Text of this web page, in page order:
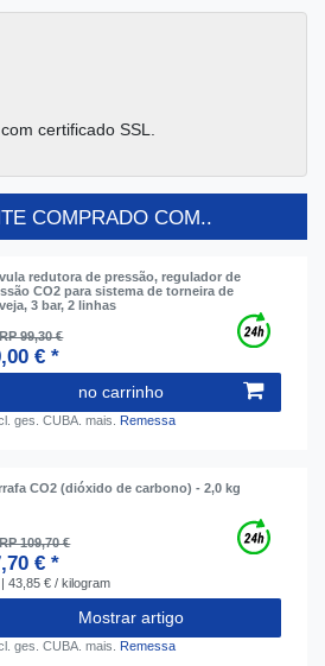
certificado SSL.
COMPRADO COM..
redutora de pressão, regulador de
CO2 para sistema de torneira de
3 bar, 2 linhas
99,30 €
€ *
no carrinho
ges. CUBA. mais. Remessa
CO2 (dióxido de carbono) - 2,0 kg
109,70 €
€ *
| 43,85 € / kilogram
Mostrar artigo
ges. CUBA. mais. Remessa